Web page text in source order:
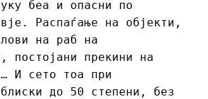
беа и опасни по
Распаѓање на објекти,
на раб на
постојани прекини на
И сето тоа при
блиски до 50 степени, без